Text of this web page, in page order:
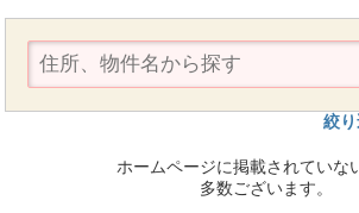
絞
ホームページに掲載されていな
多数ございます。